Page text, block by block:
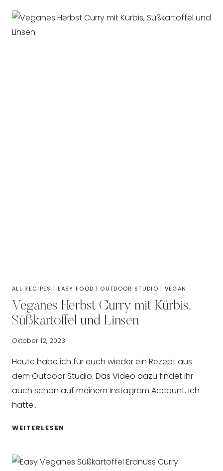
&
ALL RECIPES | EASY FOOD | OUTDOOR STUDIO | VEGAN
Veganes Herbst Curry mit Kürbis,
Süßkartoffel und Linsen
Oktober 12, 2023
Heute habe ich für euch wieder ein Rezept aus
dem Outdoor Studio. Das Video dazu findet ihr
auch schon auf meinem Instagram Account. Ich
hatte…
WEITERLESEN
MIT